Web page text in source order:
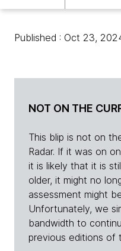
Published : Oct 23,
NOT ON THE
This blip is not on
Radar. If it was on
it is likely that it is
older, it might no
assessment might
Unfortunately, we
bandwidth to
previous editions of